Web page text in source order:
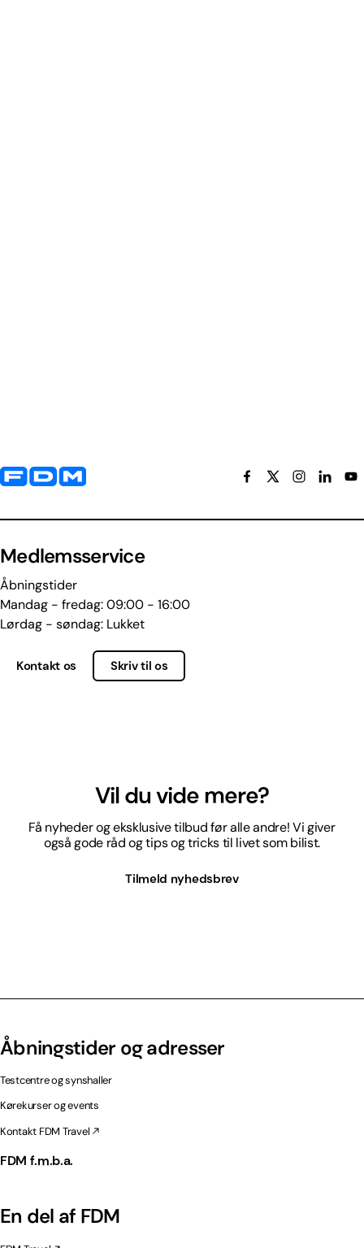
Yderligere information og kontaktoplysninger
Medlemsservice
Åbningstider
Mandag - fredag: 09:00 - 16:00
Lørdag - søndag: Lukket
Kontakt os Skriv til os
Vil du vide mere?
Få nyheder og eksklusive tilbud før alle andre! Vi giver
også gode råd og tips og tricks til livet som bilist.
Tilmeld nyhedsbrev
Åbningstider og adresser
Testcentre og synshaller
Kørekurser og events
Kontakt FDM Travel
FDM f.m.b.a.
En del af FDM